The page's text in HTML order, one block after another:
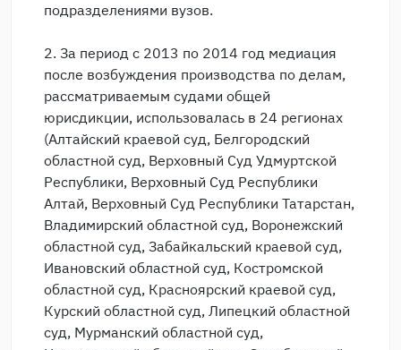
подразделениями вузов.
2. За период с 2013 по 2014 год медиация
после возбуждения производства по делам,
рассматриваемым судами общей
юрисдикции, использовалась в 24 регионах
(Алтайский краевой суд, Белгородский
областной суд, Верховный Суд Удмуртской
Республики, Верховный Суд Республики
Алтай, Верховный Суд Республики Татарстан,
Владимирский областной суд, Воронежский
областной суд, Забайкальский краевой суд,
Ивановский областной суд, Костромской
областной суд, Красноярский краевой суд,
Курский областной суд, Липецкий областной
суд, Мурманский областной суд,